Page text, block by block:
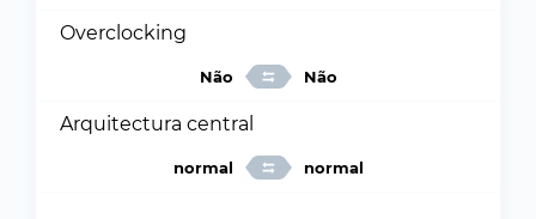
Overclocking
Não Não
Arquitectura central
normal normal